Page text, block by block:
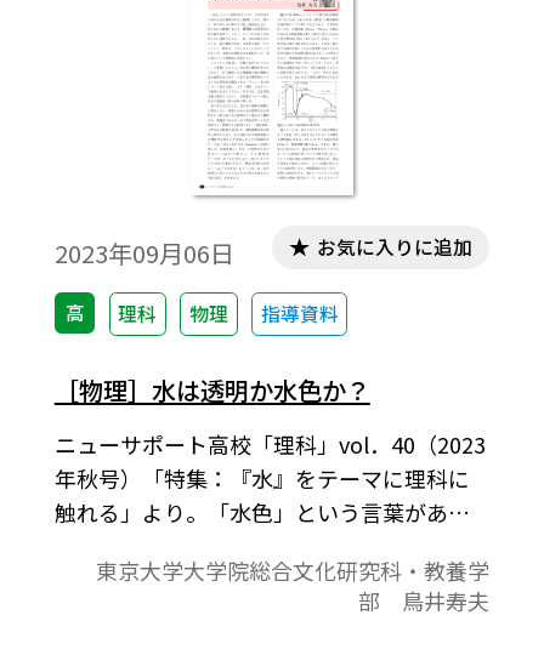
2023年09月06日
高 理科 物理 指導資料
お気に入りに追加
［物理］水は透明か水色か？
ニューサポート高校「理科」vol．40（2023
年秋号）「特集：『水』をテーマに理科に
触れる」より。「水色」という言葉がある
ると認識してきた。確かに、海の水は白い
砂浜では淡い青緑色に見え、沖に出れば濃
東京大学大学院総合文化研究科・教養学
部 鳥井寿夫